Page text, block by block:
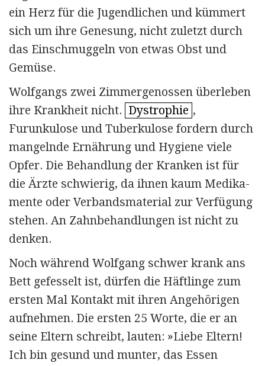
ein Herz für die Jugendlichen und kümmert
sich um ihre Genesung, nicht zuletzt durch
das Einschmuggeln von etwas Obst und
Gemüse.
Wolfgangs zwei Zimmergenossen überleben
ihre Krankheit nicht. Dystrophie ,
Furunkulose und Tuberkulose fordern durch
mangelnde Ernährung und Hygiene viele
Opfer. Die Behandlung der Kranken ist für
die Ärzte schwierig, da ihnen kaum Medi­ka­
mente oder Verbands­material zur Verfügung
stehen. An Zahnbehandlungen ist nicht zu
denken.
Noch während Wolfgang schwer krank ans
Bett gefesselt ist, dürfen die Häftlinge zum
ersten Mal Kontakt mit ihren Angehörigen
aufnehmen. Die ersten 25 Worte, die er an
seine Eltern schreibt, lauten: »Liebe Eltern!
Ich bin gesund und munter, das Essen